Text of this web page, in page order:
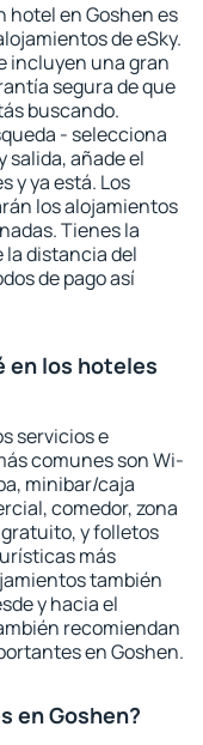
hotel en Goshen es
de eSky.
incluyen una gran
segura de que
buscando.
- selecciona
salida, añade el
y ya está. Los
los alojamientos
Tienes la
distancia del
de pago así
en los hoteles
servicios e
comunes son Wi-
minibar/caja
comedor, zona
y folletos
más
también
y hacia el
recomiendan
en Goshen.
en Goshen?